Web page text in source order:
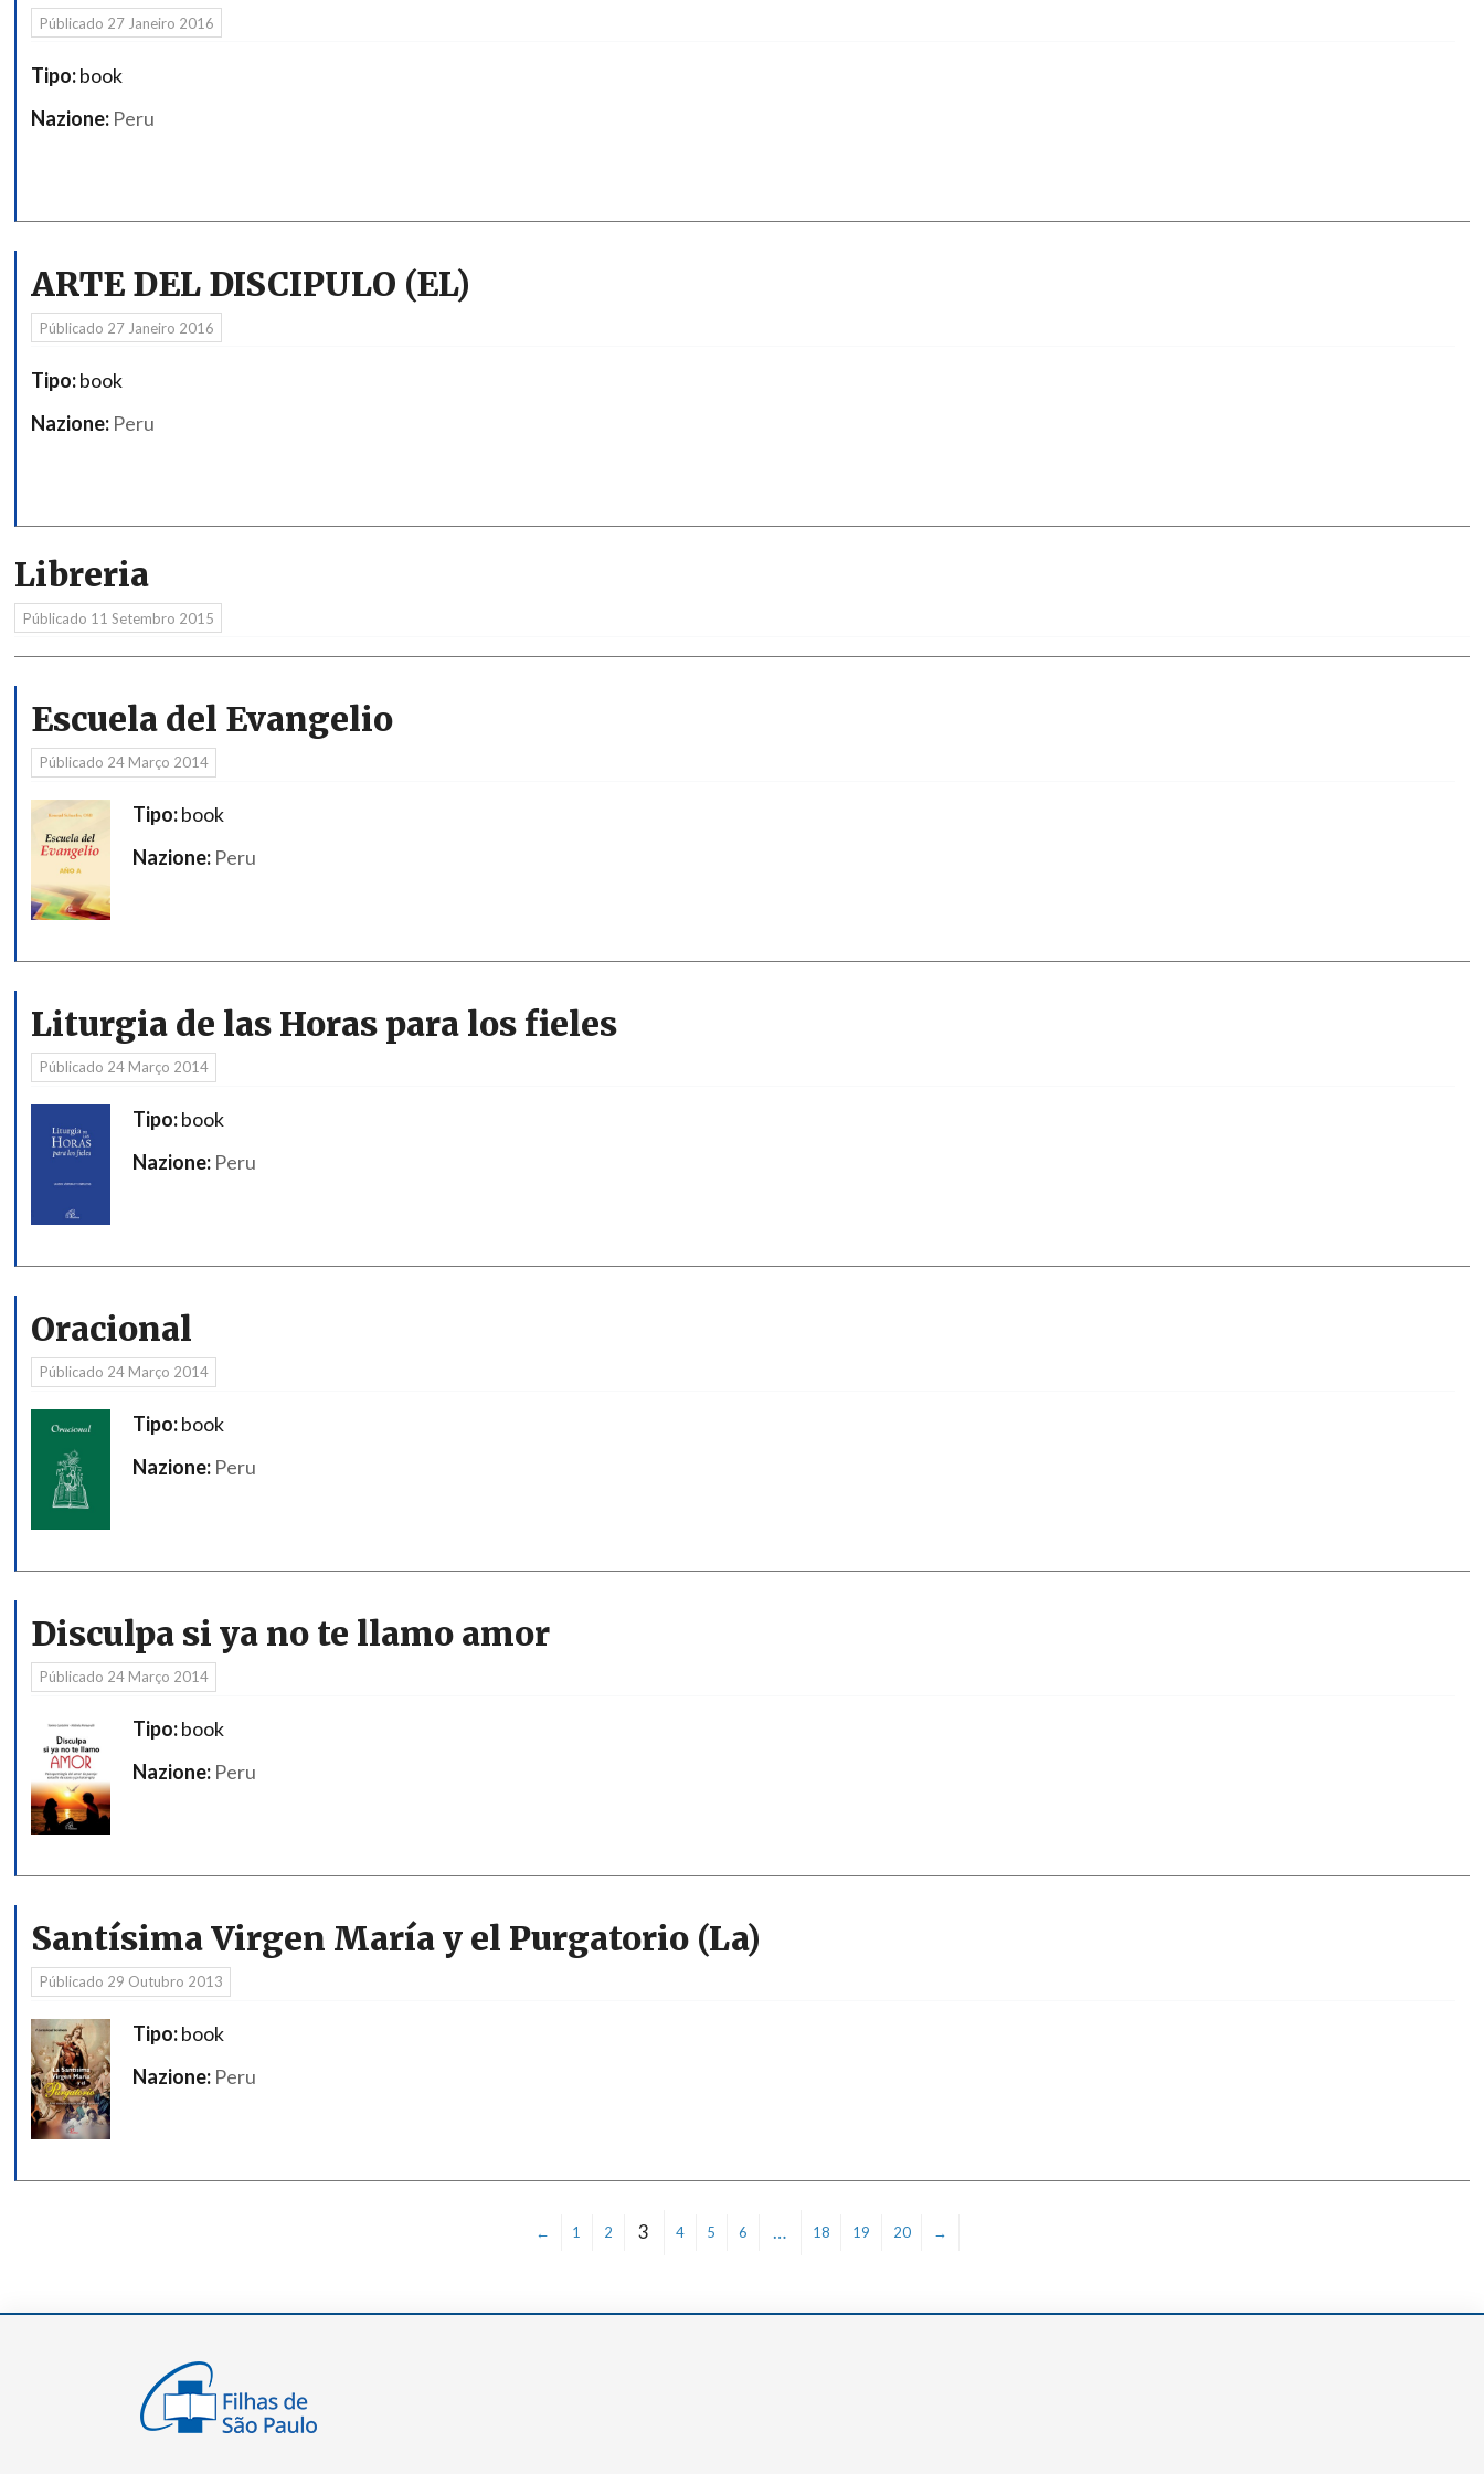
Públicado 27 Janeiro 2016
Tipo:book
Nazione: Peru
ARTE DEL DISCIPULO (EL)
Públicado 27 Janeiro 2016
Tipo:book
Nazione: Peru
Libreria
Públicado 11 Setembro 2015
Escuela del Evangelio
Públicado 24 Março 2014
Tipo:book
Nazione: Peru
Liturgia de las Horas para los fieles
Públicado 24 Março 2014
Tipo:book
Nazione: Peru
Oracional
Públicado 24 Março 2014
Tipo:book
Nazione: Peru
Disculpa si ya no te llamo amor
Públicado 24 Março 2014
Tipo:book
Nazione: Peru
Santísima Virgen María y el Purgatorio (La)
Públicado 29 Outubro 2013
Tipo:book
Nazione: Peru
← 1 2 3 4 5 6 … 18 19 20 →